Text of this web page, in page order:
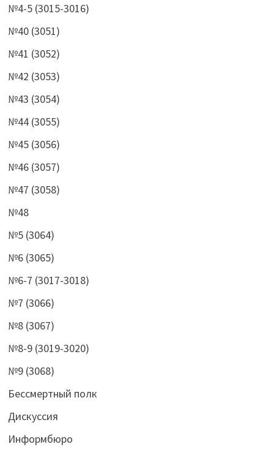
№4-5 (3015-3016)
№40 (3051)
№41 (3052)
№42 (3053)
№43 (3054)
№44 (3055)
№45 (3056)
№46 (3057)
№47 (3058)
№48
№5 (3064)
№6 (3065)
№6-7 (3017-3018)
№7 (3066)
№8 (3067)
№8-9 (3019-3020)
№9 (3068)
Бессмертный полк
Дискуссия
Информбюро